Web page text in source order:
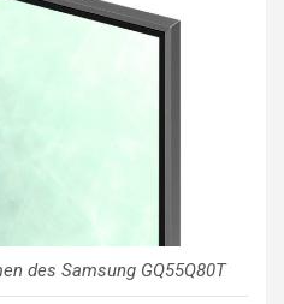
des Samsung GQ55Q80T